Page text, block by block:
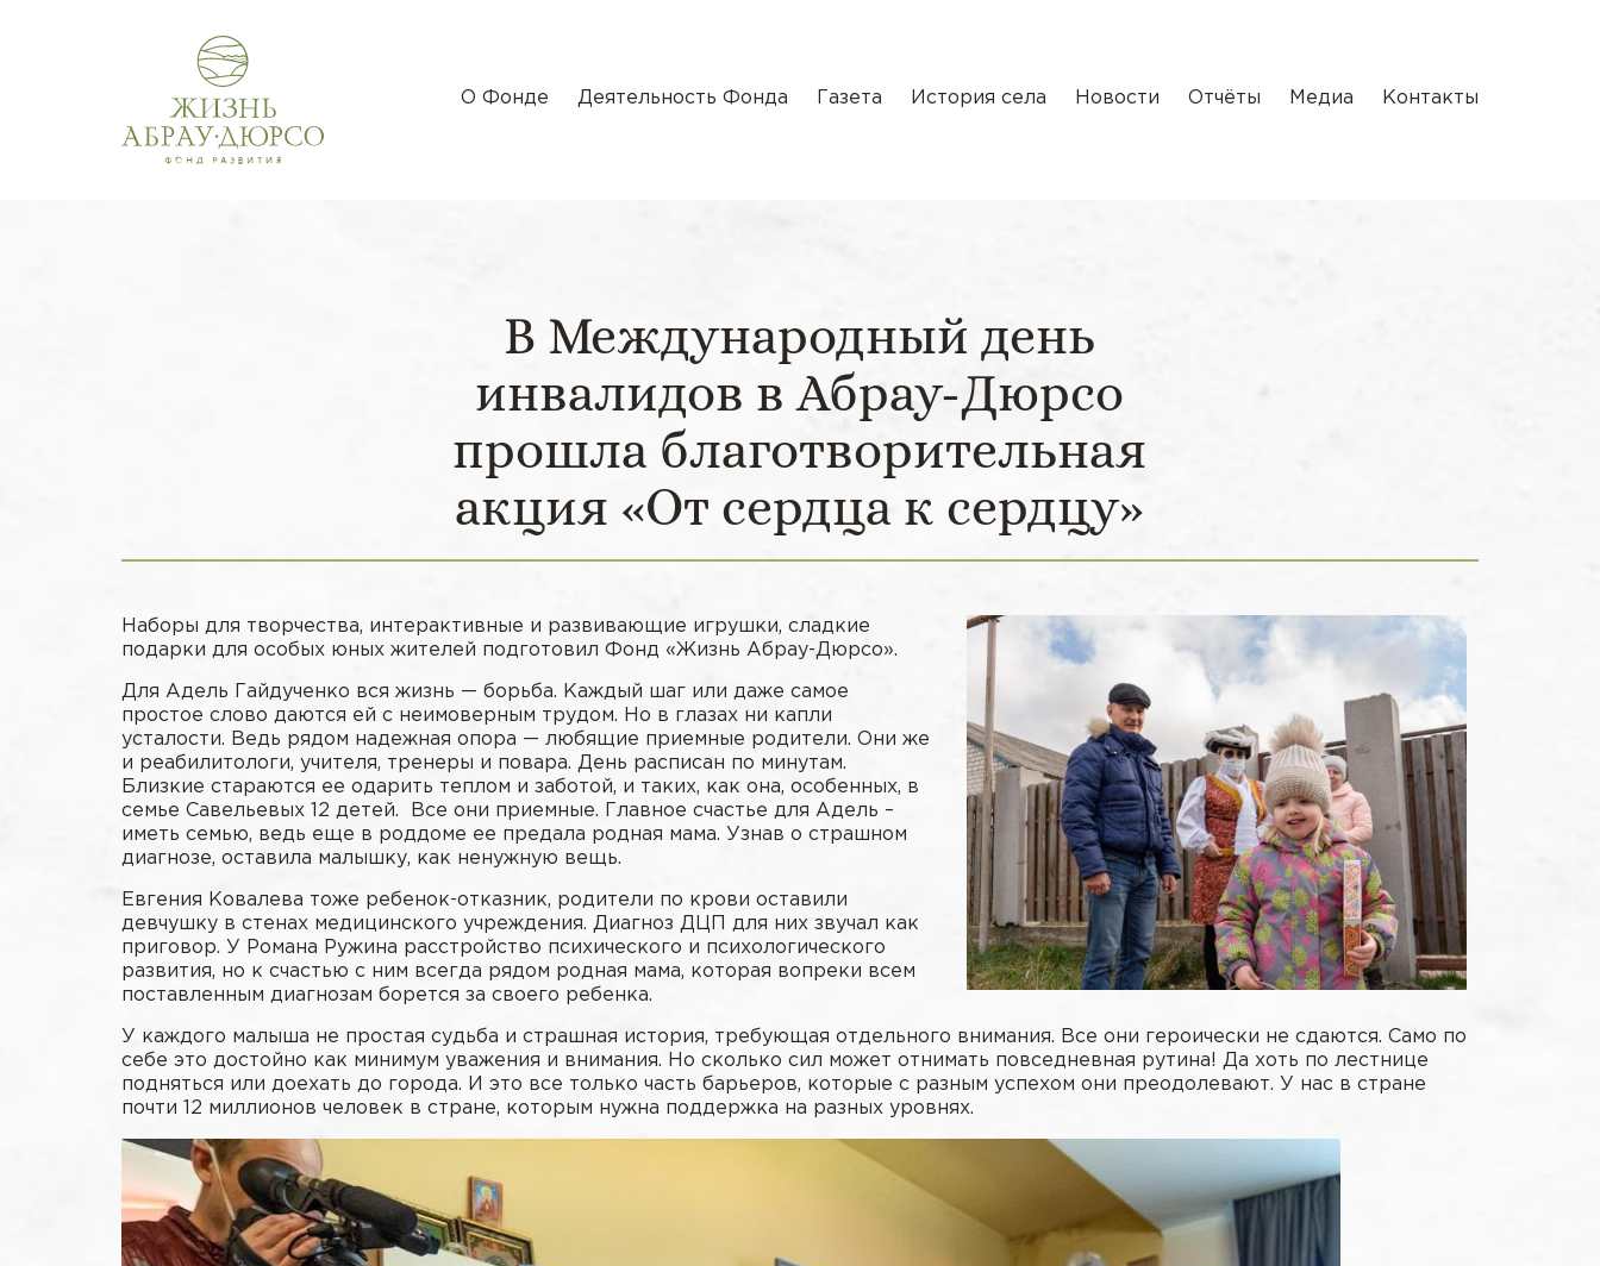
О Фонде Деятельность Фонда Газета История села Новости Отчёты Медиа Контакты
В Международный день
инвалидов в Абрау-Дюрсо
прошла благотворительная
акция «От сердца к сердцу»
Наборы для творчества, интерактивные и развивающие игрушки, сладкие
подарки для особых юных жителей подготовил Фонд «Жизнь Абрау-Дюрсо».
Для Адель Гайдученко вся жизнь — борьба. Каждый шаг или даже самое
простое слово даются ей с неимоверным трудом. Но в глазах ни капли
усталости. Ведь рядом надежная опора — любящие приемные родители. Они же
и реабилитологи, учителя, тренеры и повара. День расписан по минутам.
Близкие стараются ее одарить теплом и заботой, и таких, как она, особенных, в
семье Савельевых 12 детей. Все они приемные. Главное счастье для Адель –
иметь семью, ведь еще в роддоме ее предала родная мама. Узнав о страшном
диагнозе, оставила малышку, как ненужную вещь.
Евгения Ковалева тоже ребенок-отказник, родители по крови оставили
девчушку в стенах медицинского учреждения. Диагноз ДЦП для них звучал как
приговор. У Романа Ружина расстройство психического и психологического
развития, но к счастью с ним всегда рядом родная мама, которая вопреки всем
поставленным диагнозам борется за своего ребенка.
У каждого малыша не простая судьба и страшная история, требующая отдельного внимания. Все они героически не сдаются. Само по
себе это достойно как минимум уважения и внимания. Но сколько сил может отнимать повседневная рутина! Да хоть по лестнице
подняться или доехать до города. И это все только часть барьеров, которые с разным успехом они преодолевают. У нас в стране
почти 12 миллионов человек в стране, которым нужна поддержка на разных уровнях.